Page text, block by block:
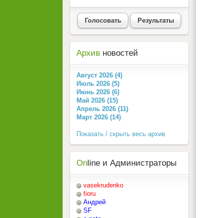
Голосовать Результаты
Архив новостей
Август 2026 (4)
Июль 2026 (5)
Июнь 2026 (6)
Май 2026 (15)
Апрель 2026 (11)
Март 2026 (14)
Показать / скрыть весь архив
On line и Администраторы
vasekrudenko
fioru
Андрей
SF